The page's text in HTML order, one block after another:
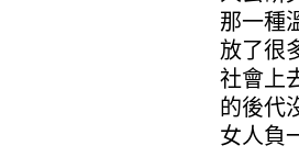
那一種
放了很
社會上
的後代
女人負